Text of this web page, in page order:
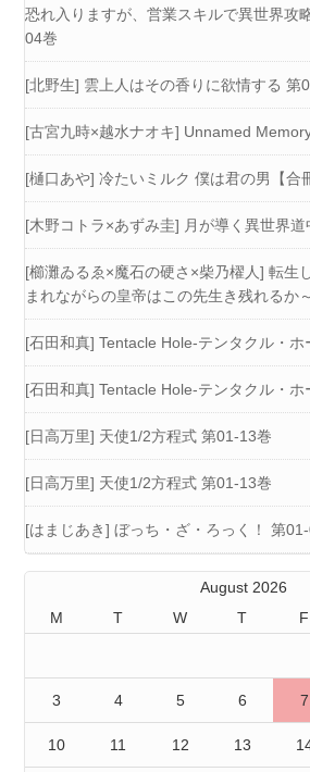
恐れ入りますが、営業スキルで異世界攻
04巻
[北野生] 雲上人はその香りに欲情する 第
[古宮九時×越水ナオキ] Unnamed
[樋口あや] 冷たいミルク 僕は君の男【合
[木野コトラ×あずみ圭] 月が導く異世界
[櫛灘ゐるゑ×魔石の硬さ×柴乃櫂人] 転生
まれながらの皇帝はこの先生き残れるか
[石田和真] Tentacle Hole-テンタクル・
[石田和真] Tentacle Hole-テンタクル・
[日高万里] 天使1/2方程式 第01-13巻
[日高万里] 天使1/2方程式 第01-13巻
[はまじあき] ぼっち・ざ・ろっく！ 第
August 2026
M
T W T F
3 4 5 6 7
10 11 12 13